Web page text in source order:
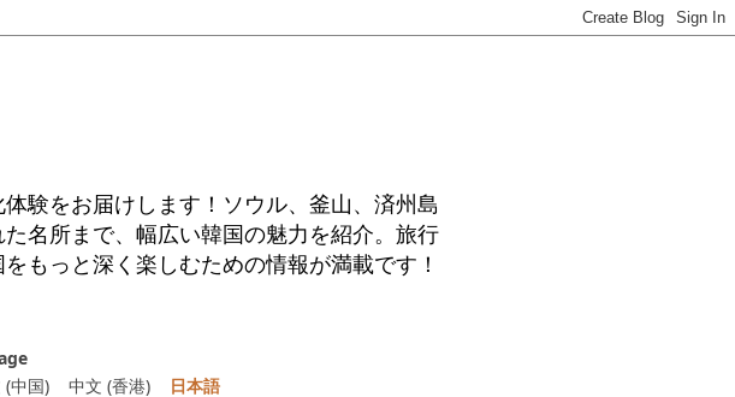
験をお届けします！ソウル、釜山、済州島
名所まで、幅広い韓国の魅力を紹介。旅行
もっと深く楽しむための情報が満載です！
(中国) 中文 (香港) 日本語